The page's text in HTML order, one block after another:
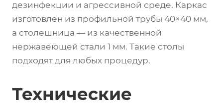
дезинфекции и агрессивной среде. Каркас
изготовлен из профильной трубы 40×40 мм,
а столешница — из качественной
нержавеющей стали 1 мм. Такие столы
подходят для любых процедур.
Технические